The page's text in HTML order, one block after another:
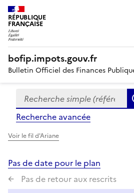
RÉPUBLIQUE
FRANÇAISE
bofip.impots.gouv.fr
Bulletin Officiel des Finances
Formulaire
de
recherche
Recherche simple
Recherche avancée
Voir le fil d'Ariane
Pas de date pour le plan
Pas de retour aux rescrits